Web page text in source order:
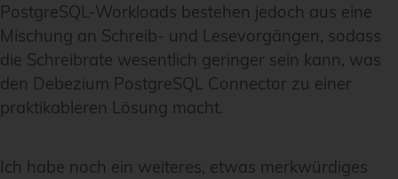
PostgreSQL-Workloads bestehen jedoch aus eine
Mischung an Schreib- und Lesevorgängen, sodass
die Schreibrate wesentlich geringer sein kann, was
den Debezium PostgreSQL Connector zu einer
praktikableren Lösung macht.
Ich habe noch ein weiteres, etwas merkwürdiges